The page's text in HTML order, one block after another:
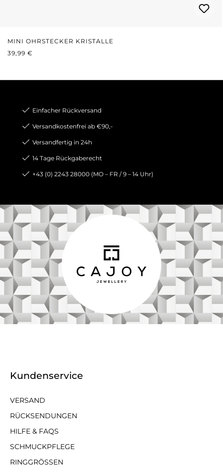
MINI OHRSTECKER KRISTALLE
REGULÄRER PREIS:
39,99 €
Einfacher Rückversand
Versandkostenfrei ab €90,-
Versandfertig in 24h
14 Tage Rückgaberecht
+43 (0) 2243 28000 (MO – FR / 9 – 14 Uhr)
Kundenservice
VERSAND
RÜCKSENDUNGEN
HILFE & FAQS
SCHMUCKPFLEGE
RINGGRÖSSEN